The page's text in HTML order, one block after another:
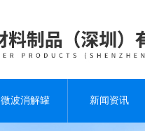
微波消解罐 新闻资讯